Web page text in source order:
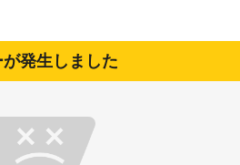
が発生しました